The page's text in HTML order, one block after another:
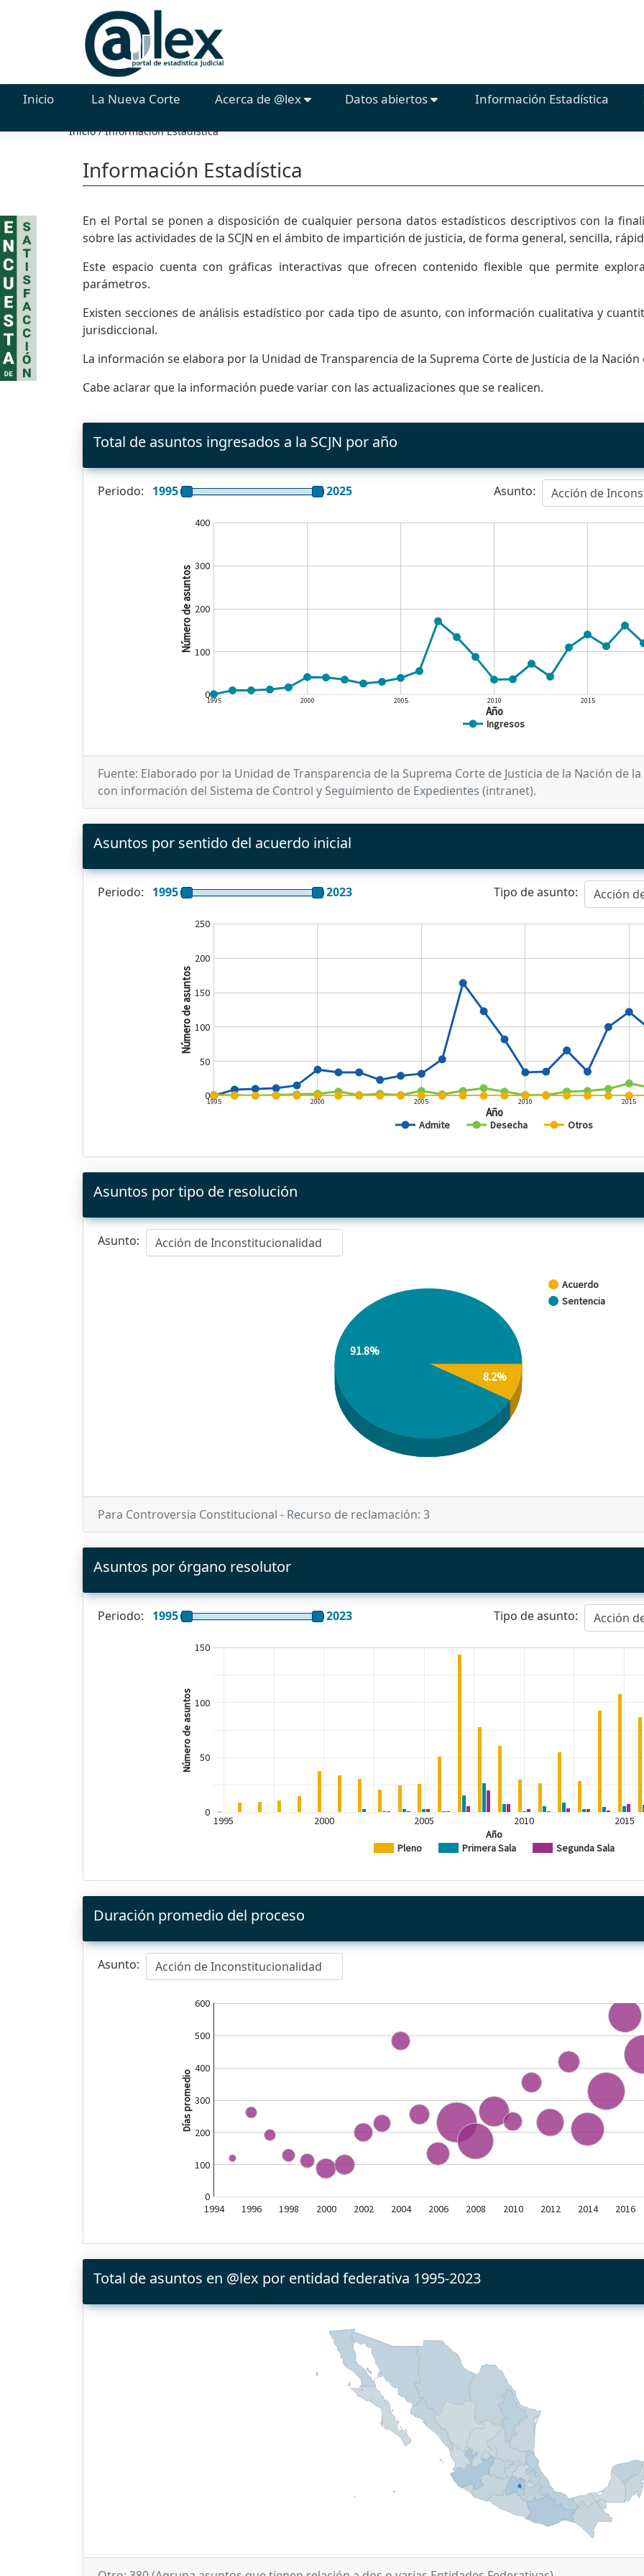
Inicio(current)La Nueva Corte Acerca de @lex Datos abiertos Información Estadística
Inicio/Información Estadística
Información Estadística
En el Portal se ponen a disposición de cualquier persona datos estadísticos descriptivos con la
sobre las actividades de la SCJN en el ámbito de impartición de justicia, de forma general, sencilla,
Este espacio cuenta con gráficas interactivas que ofrecen contenido flexible que permite
parámetros.
Existen secciones de análisis estadístico por cada tipo de asunto, con información cualitativa y
jurisdiccional.
La información se elabora por la Unidad de Transparencia de la Suprema Corte de Justicia de la
Cabe aclarar que la información puede variar con las actualizaciones que se realicen.
Total de asuntos ingresados a la SCJN por año
Periodo: 1995 2025 Asunto: Acción de
Ingresos
1995 2000 2005 2010 2015
0
100
200
300
400
Año
Número de asuntos
Fuente: Elaborado por la Unidad de Transparencia de la Suprema Corte de Justicia de la Nación de la
con información del Sistema de Control y Seguimiento de Expedientes (intranet).
Asuntos por sentido del acuerdo inicial
Periodo: 1995 2023 Tipo de asunto: Acción
Admite Desecha Otros
1995 2000 2005 2010 2015
0
50
100
150
200
250
Año
Número de asuntos
Asuntos por tipo de resolución
Asunto: Acción de Inconstitucionalidad
Acuerdo
Sentencia
8.2%
91.8%
Para Controversia Constitucional - Recurso de reclamación: 3
Asuntos por órgano resolutor
Periodo: 1995 2023 Tipo de asunto: Acción
Pleno Primera Sala Segunda Sala
1995 2000 2005 2010 2015
0
50
100
150
Año
Número de asuntos
Duración promedio del proceso
Asunto: Acción de Inconstitucionalidad
1994 1996 1998 2000 2002 2004 2006 2008 2010 2012 2014 2016
0
100
200
300
400
500
600
Días promedio
Total de asuntos en @lex por entidad federativa 1995-2023